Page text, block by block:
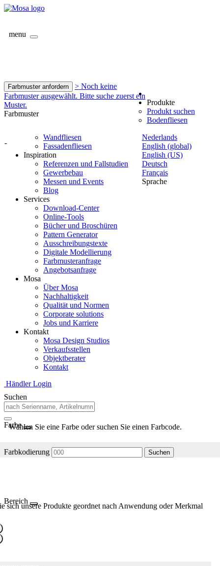
menu
Farbmuster anfordern
> Noch keine
Farbmuster ausgewählt. Bitte suche zuerst ein
Muster.
Farbmuster
-
Nederlands
English (global)
English (US)
Deutsch
Français
Sprache
Produkte
Produkt suchen
Bodenfliesen
Wandfliesen
Fassadenfliesen
Inspiration
Referenzen und Fallstudien
Gewerbebau
Messen und Events
Blog
Services
Download-Center
Online-Tools
Bücher und Broschüren
Pattern Generator
Ausschreibungstexte
Digitale Modellierung
Farbmusteranfrage
Angebotsanfrage
Mosa
Über Mosa
Nachhaltigkeit
Qualität und Normen
Corporate solutions
Jobs und Karriere
Kontakt
Mosa Design Studios
Verkaufsstellen
Objektberater
Kontakt
Händler Login
Suchen
Farbe
Wählen Sie eine Farbe oder suchen Sie einen Farbcode.
Farbkodierung Suchen
Bereich
sich unsere Produkte geordnet nach Anwendung oder Merkmal